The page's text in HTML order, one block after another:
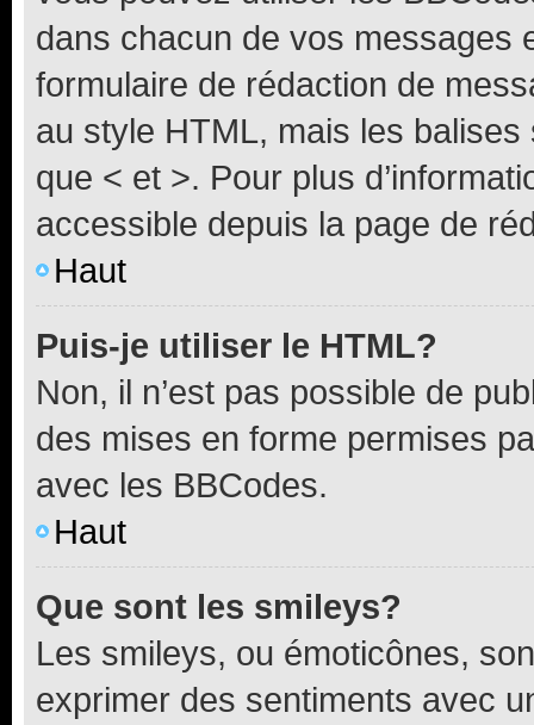
dans chacun de vos messages
formulaire de rédaction de
au style HTML, mais les
que < et >. Pour plus
accessible depuis la page de
Haut
Puis-je utiliser le HTML?
Non, il n’est pas possible de
des mises en forme permises
avec les BBCodes.
Haut
Que sont les smileys?
Les smileys, ou émoticônes,
exprimer des sentiments avec